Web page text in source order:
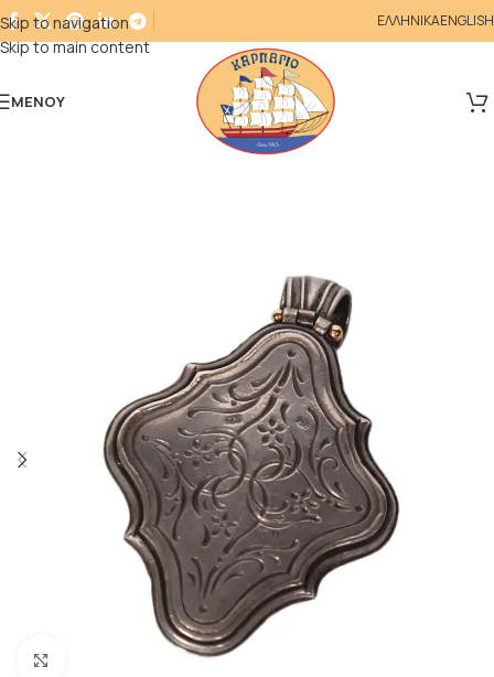
Skip to navigation
Skip to main content
ΕΛΛΗΝΙΚΑENGLISH
ΜΕΝΟΎ
Κάντε κλικ για μεγέθυνση